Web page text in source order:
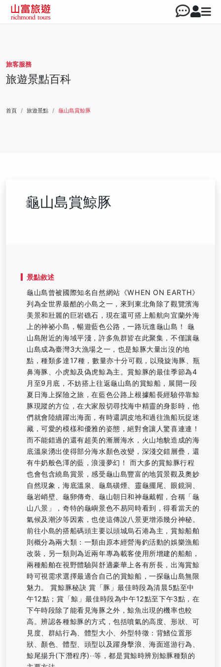
旅客服務
旅遊景點百科
首頁 旅遊景點 龜山島賞鯨豚
龜山島賞鯨豚
景點敘述
龜山島曾被國際知名自然網站《WHEN ON EARTH》
列為全世界最酷的小島之一，來到東北角除了觀覽濱海
美景和壯麗的巨岩礁石，現在還可搭上船航向宜蘭外海
上的神祕小島，暢遊藍色公路，一路玩進龜山島！ 龜
山島附近的海域平淺，許多魚群皆在此聚集，不僅讓龜
山島成為臺灣3大漁場之一，也是鯨豚大量出沒的地
點，種類多達17種，數量亦十分可觀，以飛旋海豚、瓶
鼻海豚、小虎鯨及偽虎鯨為主。賞鯨豚的最佳季節為4
月至9月底，不妨搭上往返龜山島的賞鯨船，展開一段
夏日海上探險之旅，在藍色公路上根據船長經驗停靠鯨
豚現蹤的方位，在大家殷切尋找海中精靈的身影時，他
們就會陸續躍出海面，有時還調皮地和過往漁船玩捉迷
藏，可愛的模樣和優雅的姿態，絕對會讓人驚喜連連！
而不能錯過的還有超美的漸層海水，火山地貌造成的海
底溫泉湧出使得部分海水顏色改變，深淺交錯層疊，還
有牛奶般色澤的藍，浪漫夢幻！ 而大多的賞鯨豚行程
也會包含繞島賞景，感受龜山島豐富的地質景觀及奧妙
自然現象，海底溫泉、龜島磺煙、靈龜擺尾、眼鏡洞、
龜岩峭壁、龜卵傳奇、龜山朝日和神龜戴帽，合稱「龜
山八景」，奇特的龜嶼景色不易同時看到，得看當天的
氣候及潮汐等因素，也使這傳說八景更增添幾分神秘。
前往小島的搭船碼頭主要以頭城烏石港為主，賞鯨船舶
則概分為兩大類：一類由原本經營海釣活動的娛樂漁船
改裝，另一類則為近兩年專為載客使用所增建的船舶，
兩種船舶在視野體驗與舒適豪華上各有所長，出海賞鯨
時可視需求選擇最適合自己的賞鯨船，一探龜山島無限
魅力。 賞鯨豚秘訣 賞「豚」最佳時段為清晨5點至中
午12點；賞「鯨」最佳時段為中午12點至下午3點，在
下午時段除了能看見海豚之外，鯨魚出現的機率也較
高。辨認各種鯨豚的方式，包括噴氣的高度、形狀、可
見度、群結行為、體型大小、外型特徵：背鰭位置形
狀、顏色、體型、頭型以及躍身擊浪、海面巡游行為、
鯨尾揚升(下潛程序)‧‧等，都是賞鯨時辨別鯨豚種類的